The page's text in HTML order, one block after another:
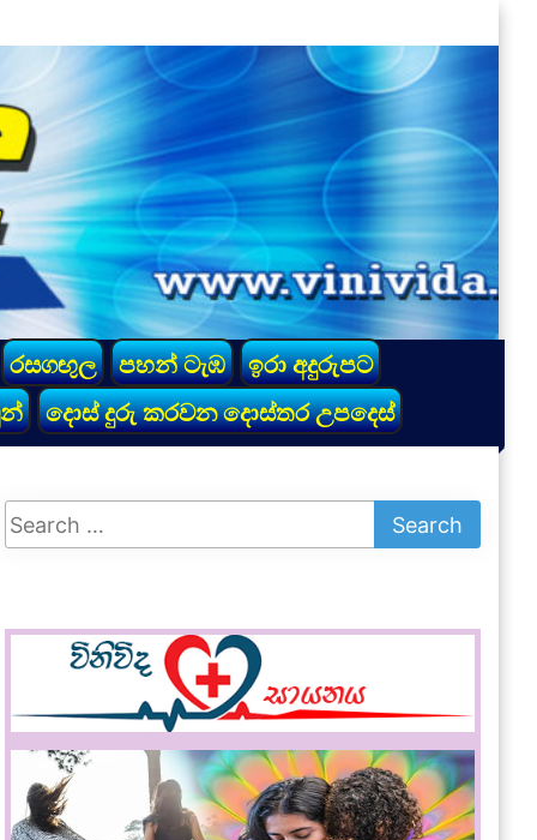
රසගඟුල පහන් ටැඹ
ඉරා අදුරුපට
දොස් දුරු කරවන දොස්තර උපදෙස්